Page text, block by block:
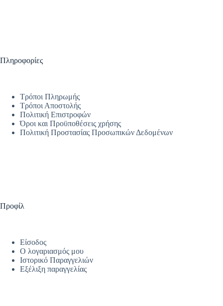
Πληροφορίες
Τρόποι Πληρωμής
Τρόποι Αποστολής
Πολιτική Επιστροφών
Όροι και Προϋποθέσεις χρήσης
Πολιτική Προστασίας Προσωπικών Δεδομένων
Προφίλ
Είσοδος
Ο λογαριασμός μου
Ιστορικό Παραγγελιών
Εξέλιξη παραγγελίας